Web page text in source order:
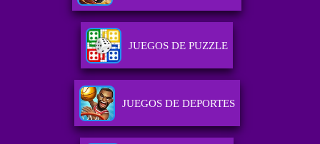
JUEGOS DE PUZZLE
JUEGOS DE DEPORTES